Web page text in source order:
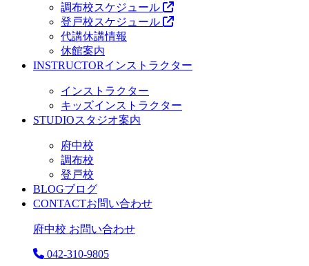
調布校スケジュール
登戸校スケジュール
代講休講情報
休館案内
INSTRUCTORインストラクター
インストラクター
キッズインストラクター
STUDIOスタジオ案内
府中校
調布校
登戸校
BLOGブログ
CONTACTお問い合わせ
府中校 お問い合わせ
042-310-9805